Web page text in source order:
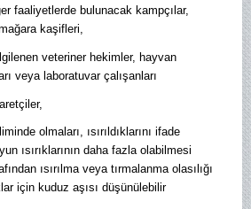
faaliyetlerde bulunacak kampçılar,
kaşifleri,
veteriner hekimler, hayvan
veya laboratuvar çalışanları
olmaları, ısırıldıklarını ifade
ısırıklarının daha fazla olabilmesi
ısırılma veya tırmalanma olasılığı
için kuduz aşısı düşünülebilir